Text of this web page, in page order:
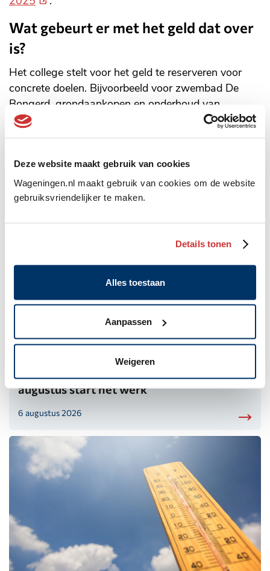
Deze website maakt gebruik van cookies
Wageningen.nl maakt gebruik van cookies om de website
gebruiksvriendelijker te maken.
Details tonen
Alles toestaan
Aanpassen
Weigeren
Wat gebeurt er met het geld dat over
is?
Het college stelt voor het geld te reserveren voor
concrete doelen. Bijvoorbeeld voor zwembad De
Bongerd, grondaankopen en onderhoud van
gemeentelijk vastgoed. De gemeenteraad bespreekt
Meer nieuws
Nieuwe inrichting voor de Grintweg: 18
augustus start het werk
6 augustus 2026